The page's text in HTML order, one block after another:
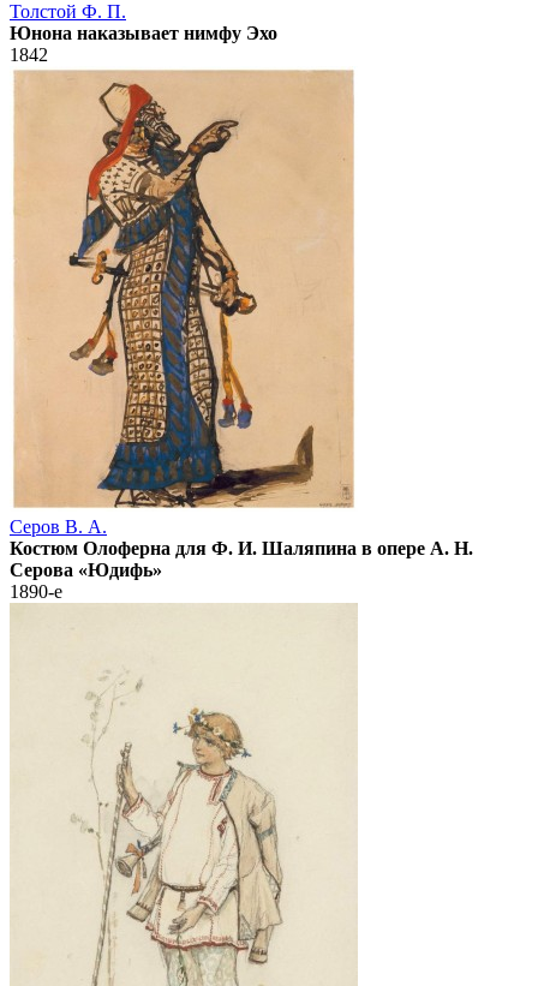
Толстой Ф. П.
Юнона наказывает нимфу Эхо
1842
Серов В. А.
Костюм Олоферна для Ф. И. Шаляпина в опере А. Н.
Серова «Юдифь»
1890-е